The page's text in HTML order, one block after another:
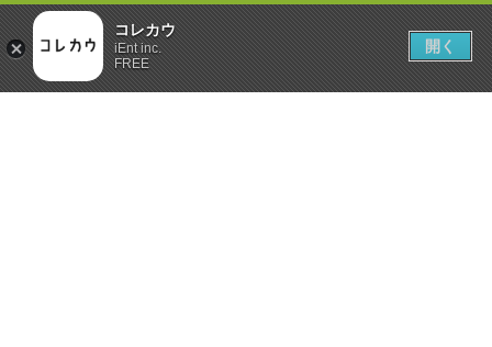
コレカウ
iEnt inc.
FREE
開く